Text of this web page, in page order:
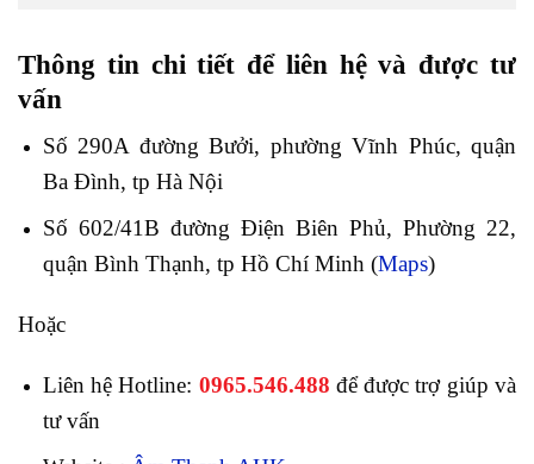
Thông tin chi tiết để liên hệ và được tư
vấn
Số 290A đường Bưởi, phường Vĩnh Phúc, quận
Ba Đình, tp Hà Nội
Số 602/41B đường Điện Biên Phủ, Phường 22,
quận Bình Thạnh, tp Hồ Chí Minh (Maps)
Hoặc
Liên hệ Hotline: 0965.546.488 để được trợ giúp và
tư vấn